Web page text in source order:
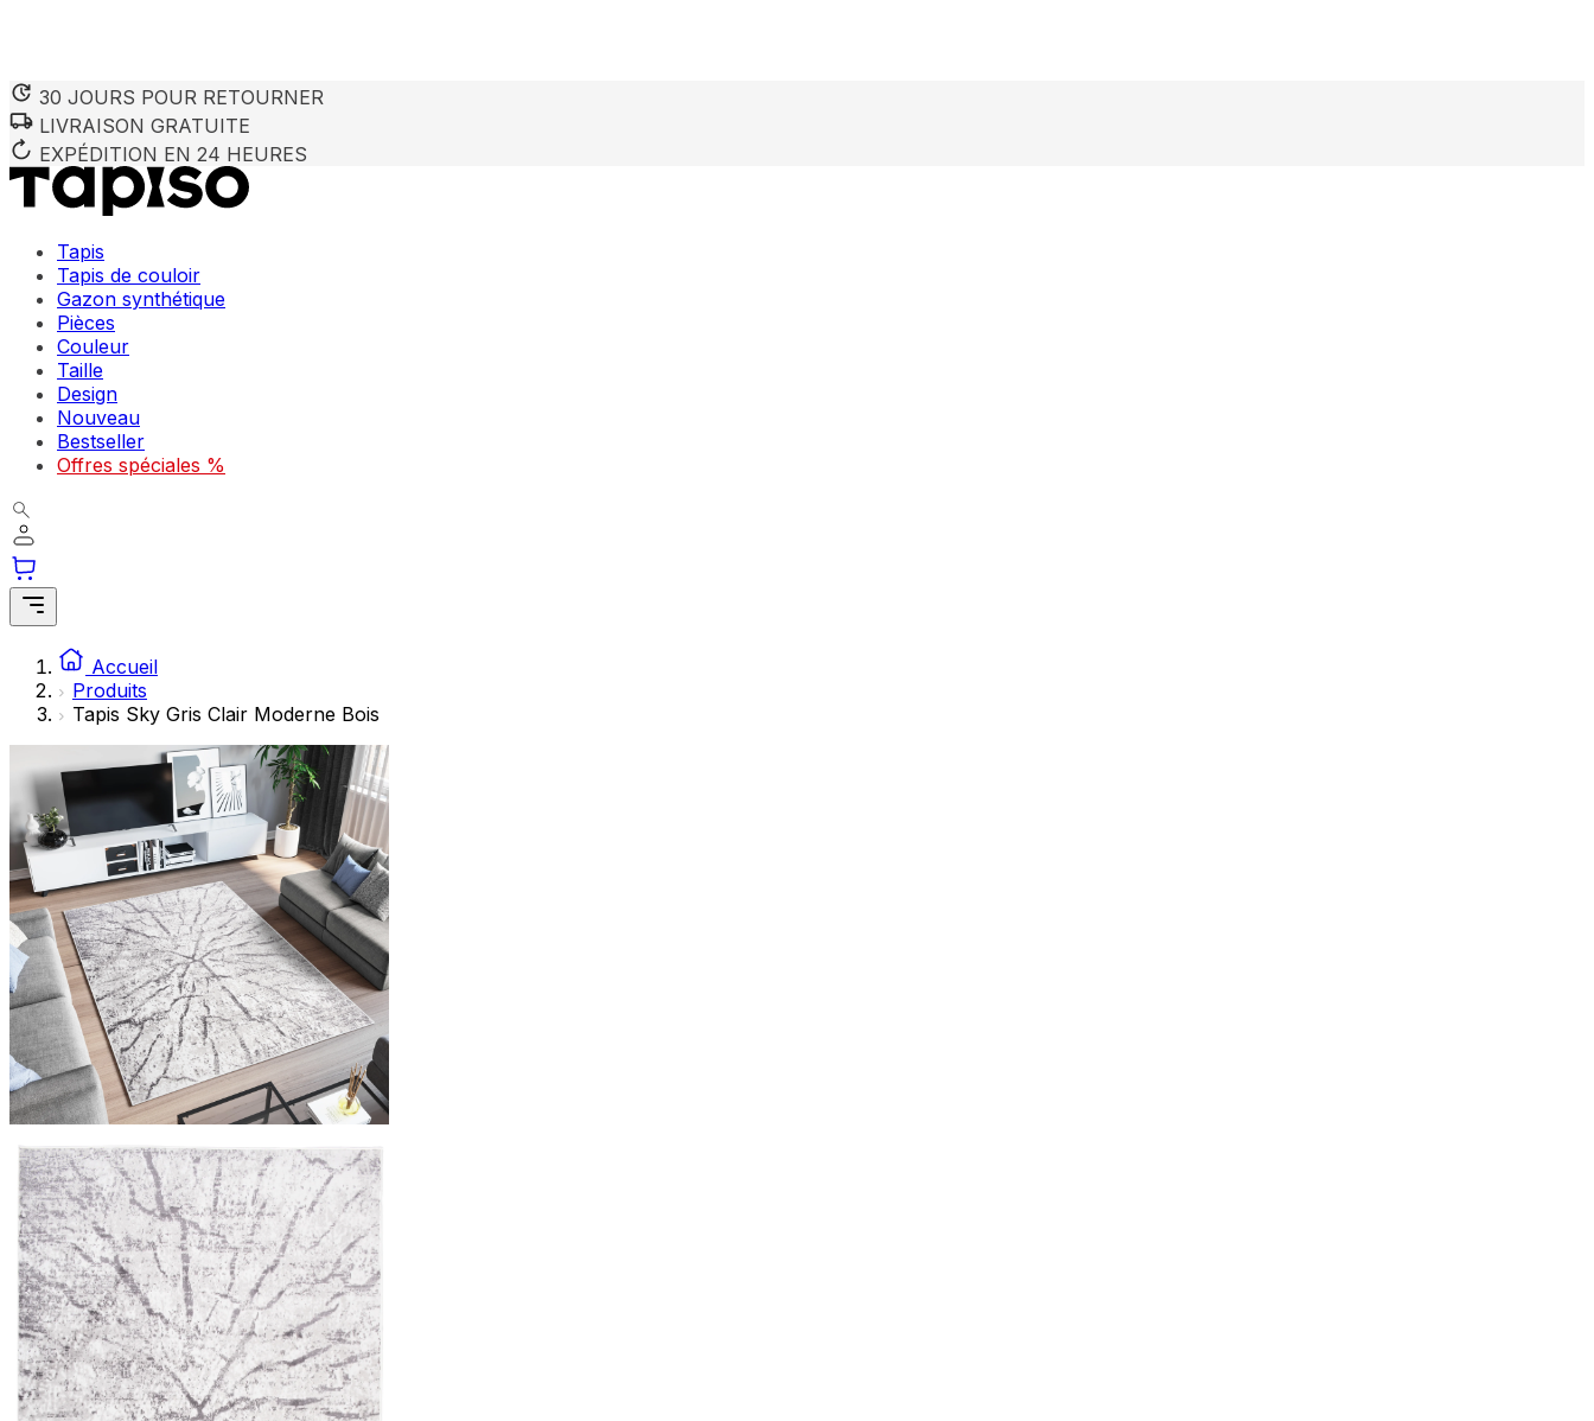
30 JOURS POUR RETOURNER
LIVRAISON GRATUITE
EXPÉDITION EN 24 HEURES
Tapis
Tapis de couloir
Gazon synthétique
Pièces
Couleur
Taille
Design
Nouveau
Bestseller
Offres spéciales %
Accueil
Produits
Tapis Sky Gris Clair Moderne Bois